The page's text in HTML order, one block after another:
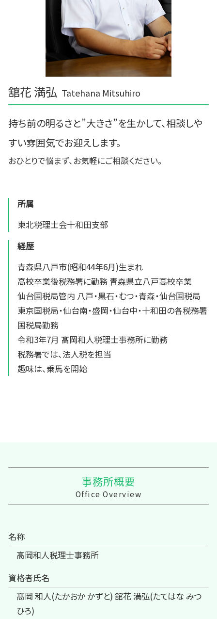
舘花 満弘 Tatehana Mitsuhiro
持ち前の明るさと”大きさ”を生かして、相談しや
すい雰囲気でお迎えします。
おひとりで悩まず、お気軽にご相談ください。
所属
東北税理士会十和田支部
経歴
青森県八戸市(昭和44年6月)生まれ
高校卒業後税務署に勤務 青森県立八戸高校卒業
仙台国税局管内 八戸・黒石・むつ・青森・仙台国税局
東京国税局・仙台南・盛岡・仙台中・十和田の各税務署
国税局勤務
令和3年7月 髙岡和人税理士事務所に勤務
税務署では、法人税を担当
趣味は、乗馬を開始
事務所概要
Office Overview
名称
髙岡和人税理士事務所
資格者氏名
髙岡 和人(たかおか かずと) 舘花 満弘(たてはな みつ
ひろ)